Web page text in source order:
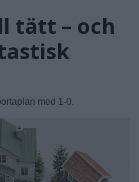
tätt – och
med 1-0.